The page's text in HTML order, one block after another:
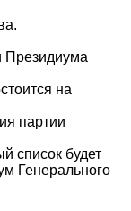
Президиума
на
партии
список будет
Генерального